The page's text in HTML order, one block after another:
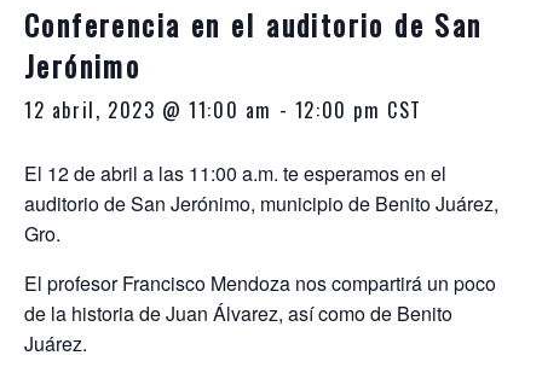
Conferencia en el auditorio de San
Jerónimo
12 abril, 2023 @ 11:00 am - 12:00 pm CST
El 12 de abril a las 11:00 a.m. te esperamos en el
auditorio de San Jerónimo, municipio de Benito Juárez,
Gro.
El profesor Francisco Mendoza nos compartirá un poco
de la historia de Juan Álvarez, así como de Benito
Juárez.